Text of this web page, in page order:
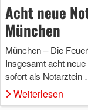
Acht neue
München
München – Die
Insgesamt acht
sofort als Notarztein
Weiterlesen